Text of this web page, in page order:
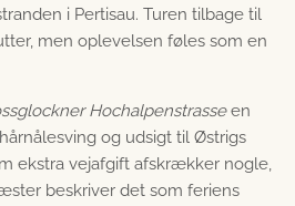
i Pertisau. Turen tilbage til
men oplevelsen føles som en
Hochalpenstrasseen
og udsigt til Østrigs
ekstra vejafgift afskrækker nogle,
beskriver det som feriens